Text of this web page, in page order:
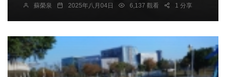
蘇榮泉 2025年八月04日 6,137 觀看 1 分享